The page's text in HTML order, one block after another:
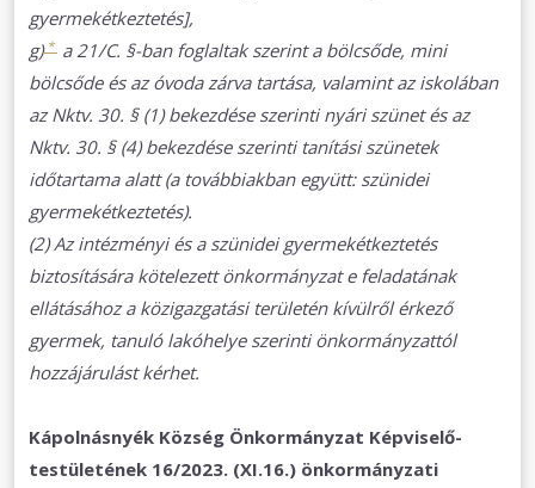
gyermekétkeztetés],
g)* a 21/C. §-ban foglaltak szerint a bölcsőde, mini
bölcsőde és az óvoda zárva tartása, valamint az iskolában
az Nktv. 30. § (1) bekezdése szerinti nyári szünet és az
Nktv. 30. § (4) bekezdése szerinti tanítási szünetek
időtartama alatt (a továbbiakban együtt: szünidei
gyermekétkeztetés).
(2) Az intézményi és a szünidei gyermekétkeztetés
biztosítására kötelezett önkormányzat e feladatának
ellátásához a közigazgatási területén kívülről érkező
gyermek, tanuló lakóhelye szerinti önkormányzattól
hozzájárulást kérhet.
Kápolnásnyék Község Önkormányzat Képviselő-
testületének 16/2023. (XI.16.) önkormányzati